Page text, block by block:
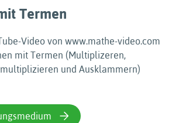
Termen
Video von www.mathe-video.com
mit Termen (Multiplizeren,
und Ausklammern)